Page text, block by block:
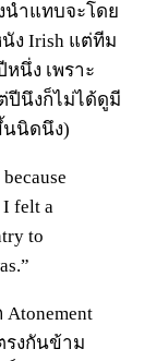
นำแทบจะโดย
ง Irish แต่ทีม
นึ่ง เพราะ
ปีนึงก็ไม่ได้ดูมี
นนิดนึง)
felt a
to
รงกันข้าม